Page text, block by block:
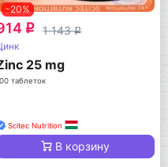
-20%
q 1 143q
25 mg
таблеток
Scitec Nutrition
В корзину